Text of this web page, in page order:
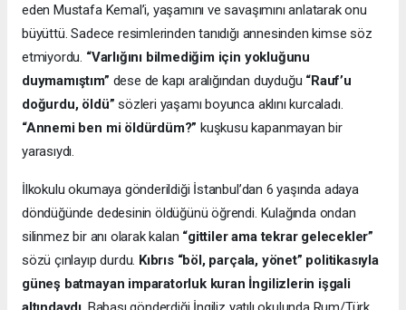
eden Mustafa Kemal’i, yaşamını ve savaşımını anlatarak onu
büyüttü. Sadece resimlerinden tanıdığı annesinden kimse söz
etmiyordu. “Varlığını bilmediğim için yokluğunu
duymamıştım” dese de kapı aralığından duyduğu “Rauf’u
doğurdu, öldü” sözleri yaşamı boyunca aklını kurcaladı.
“Annemi ben mi öldürdüm?”kuşkusu kapanmayan bir
yarasıydı.
İlkokulu okumaya gönderildiği İstanbul’dan 6 yaşında adaya
döndüğünde dedesinin öldüğünü öğrendi. Kulağında ondan
silinmez bir anı olarak kalan “gittiler ama tekrar gelecekler”
sözü çınlayıp durdu. Kıbrıs “böl, parçala, yönet” politikasıyla
güneş batmayan imparatorluk kuran İngilizlerin işgali